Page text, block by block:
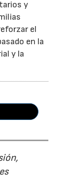
y
el
en la
y la